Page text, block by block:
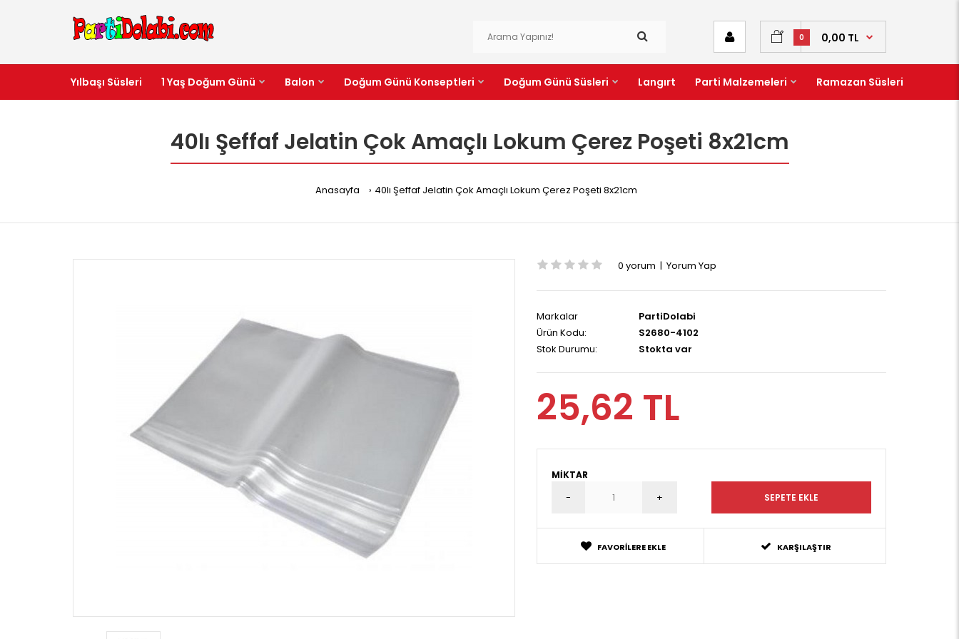
0 0,00 TL
Yılbaşı Süsleri 1 Yaş Doğum Günü Balon Doğum Günü Konseptleri Doğum Günü Süsleri Langırt Parti Malzemeleri Ramazan Süsleri
40lı Şeffaf Jelatin Çok Amaçlı Lokum Çerez Poşeti 8x21cm
Anasayfa 40lı Şeffaf Jelatin Çok Amaçlı Lokum Çerez Poşeti 8x21cm
0 yorum | Yorum Yap
Markalar
PartiDolabi
Ürün Kodu:
S2680-4102
Stok Durumu:
Stokta var
25,62 TL
MIKTAR
FAVORILERE EKLE KARŞILAŞTIR